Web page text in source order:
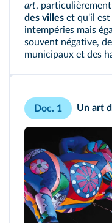
art,
des villes et qu'il est
intempéries mais
souvent négative,
municipaux et des
Doc. 1 Un art